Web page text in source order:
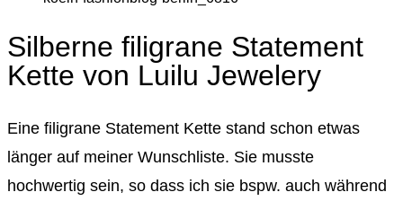
Silberne filigrane Statement
Kette von Luilu Jewelery
Eine filigrane Statement Kette stand schon etwas
länger auf meiner Wunschliste. Sie musste
hochwertig sein, so dass ich sie bspw. auch während